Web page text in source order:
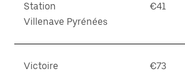
Station
Villenave Pyrénées
€41
Victoire €73